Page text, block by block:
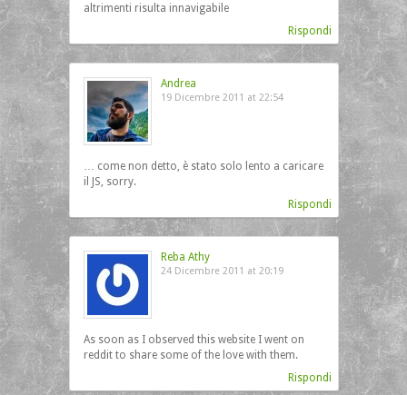
altrimenti risulta innavigabile
Rispondi
Andrea
19 Dicembre 2011 at 22:54
… come non detto, è stato solo lento a caricare
il JS, sorry.
Rispondi
Reba Athy
24 Dicembre 2011 at 20:19
As soon as I observed this website I went on
reddit to share some of the love with them.
Rispondi